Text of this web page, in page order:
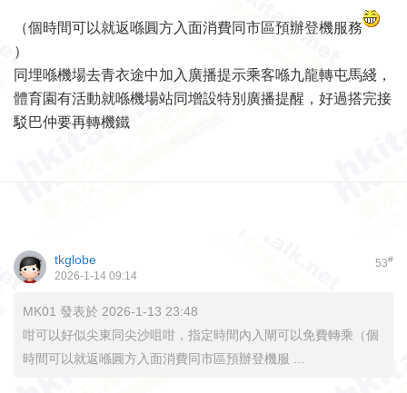
（個時間可以就返喺圓方入面消費同市區預辦登機服務
）
同埋喺機場去青衣途中加入廣播提示乘客喺九龍轉屯馬綫，
體育園有活動就喺機場站同增設特別廣播提醒，好過搭完接
駁巴仲要再轉機鐵
53#
tkglobe
2026-1-14 09:14
MK01 發表於 2026-1-13 23:48
咁可以好似尖東同尖沙咀咁，指定時間內入閘可以免費轉乘（個
時間可以就返喺圓方入面消費同市區預辦登機服 ...